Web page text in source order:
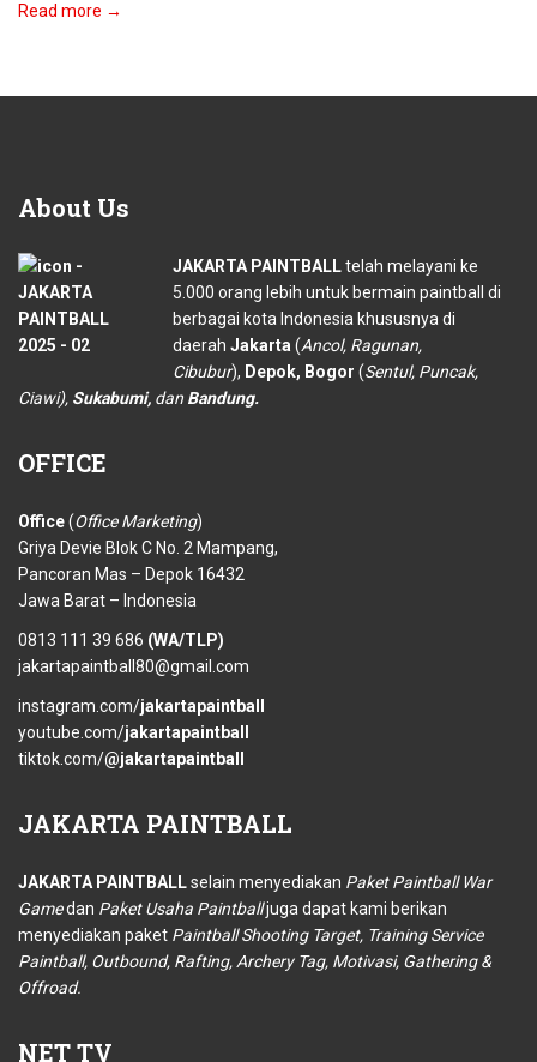
Read more →
About Us
JAKARTA PAINTBALLtelah melayani ke
5.000 orang lebih untuk bermain paintball di
berbagai kota Indonesia khususnya di
daerah Jakarta(Ancol, Ragunan,
Cibubur), Depok, Bogor (Sentul, Puncak,
Ciawi), Sukabumi, dan Bandung.
OFFICE
Office(Office Marketing)
Griya Devie Blok C No. 2 Mampang,
Pancoran Mas – Depok 16432
Jawa Barat – Indonesia
0813 111 39 686 (WA/TLP)
jakartapaintball80@gmail.com
instagram.com/jakartapaintball
youtube.com/jakartapaintball
tiktok.com/@jakartapaintball
JAKARTA PAINTBALL
JAKARTA PAINTBALLselain menyediakan Paket Paintball War
Gamedan Paket Usaha Paintballjuga dapat kami berikan
menyediakan paket Paintball Shooting Target, Training Service
Paintball, Outbound, Rafting, Archery Tag, Motivasi, Gathering &
Offroad.
NETTV